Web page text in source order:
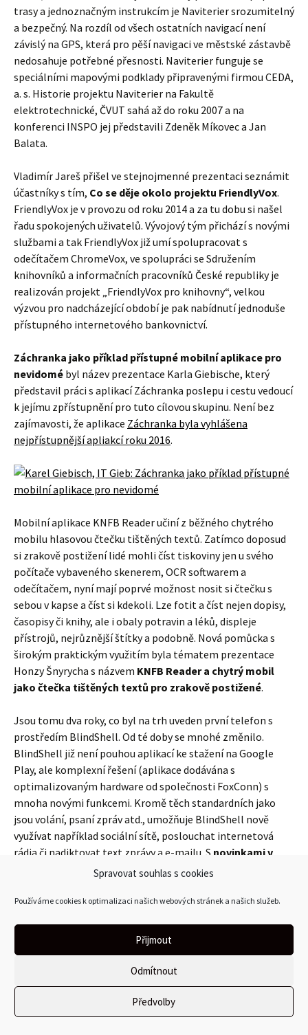
Spravovat souhlas s cookies
Používáme cookies k optimalizaci našich webových stránek a našich služeb.
Přijmout
Odmítnout
Předvolby
trasy a jednoznačným instrukcím je Naviterier srozumitelný
a bezpečný. Na rozdíl od všech ostatních navigací není
závislý na GPS, která pro pěší navigaci ve městské zástavbě
nedosahuje potřebné přesnosti. Naviterier funguje se
speciálními mapovými podklady připravenými firmou CEDA,
a. s. Historie projektu Naviterier na Fakultě
elektrotechnické, ČVUT sahá až do roku 2007 a na
konferenci INSPO jej představili Zdeněk Míkovec a Jan
Balata.
Vladimír Jareš přišel ve stejnojmenné prezentaci seznámit
účastníky s tím, Co se děje okolo projektu FriendlyVox.
FriendlyVox je v provozu od roku 2014 a za tu dobu si našel
řadu spokojených uživatelů. Vývojový tým přichází s novými
službami a tak FriendlyVox již umí spolupracovat s
odečítačem ChromeVox, ve spolupráci se Sdružením
knihovníků a informačních pracovníků České republiky je
realizován projekt „FriendlyVox pro knihovny“, velkou
výzvou pro nadcházející období je pak nabídnutí jednoduše
přístupného internetového bankovnictví.
Záchranka jako příklad přístupné mobilní aplikace pro
nevidomé byl název prezentace Karla Giebische, který
představil práci s aplikací Záchranka poslepu i cestu vedoucí
k jejímu zpřístupnění pro tuto cílovou skupinu. Není bez
zajímavosti, že aplikace Záchranka byla vyhlášena
nejpřístupnější apliakcí roku 2016.
Mobilní aplikace KNFB Reader učiní z běžného chytrého
mobilu hlasovou čtečku tištěných textů. Zatímco doposud
si zrakově postižení lidé mohli číst tiskoviny jen u svého
počítače vybaveného skenerem, OCR softwarem a
odečítačem, nyní mají poprvé možnost nosit si čtečku s
sebou v kapse a číst si kdekoli. Lze fotit a číst nejen dopisy,
časopisy či knihy, ale i obaly potravin a léků, displeje
přístrojů, nejrůznější štítky a podobně. Nová pomůcka s
širokým praktickým využitím byla tématem prezentace
Honzy Šnyrycha s názvem KNFB Reader a chytrý mobil
jako čtečka tištěných textů pro zrakově postižené.
Jsou tomu dva roky, co byl na trh uveden první telefon s
prostředím BlindShell. Od té doby se mnohé změnilo.
BlindShell již není pouhou aplikací ke stažení na Google
Play, ale komplexní řešení (aplikace dodávána s
optimalizovaným hardware od společnosti FoxConn) s
mnoha novými funkcemi. Kromě těch standardních jako
jsou volání, psaní zpráv atd., umožňuje BlindShell nově
využívat například sociální sítě, poslouchat internetová
rádia či nadiktovat text zprávy a e-mailu. S novinkami v
BlindShellu 2 Baroqueseznámil účastníky konference
Detailněji se s obsahem všech přednášek lze seznámit buď
prostřednictvímvideí, nebo vpříspěvcích do sborníku.
Vyhlášení výsledků literární